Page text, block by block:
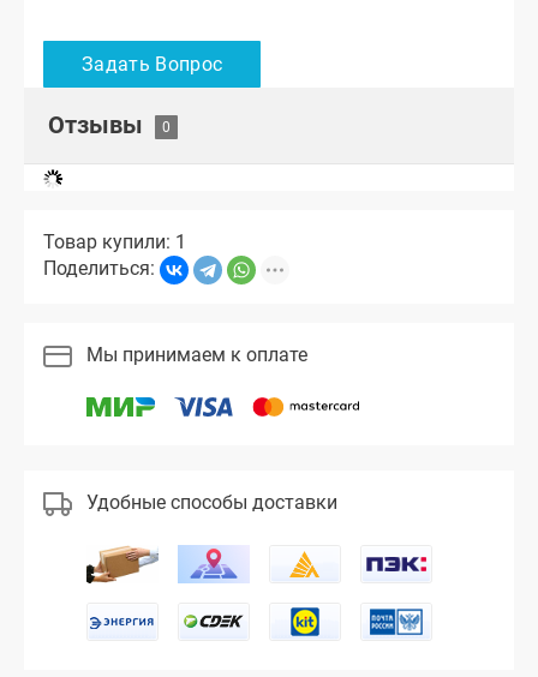
Отзывы
Товар купили: 1
Поделиться:
Мы принимаем к оплате
Удобные способы доставки